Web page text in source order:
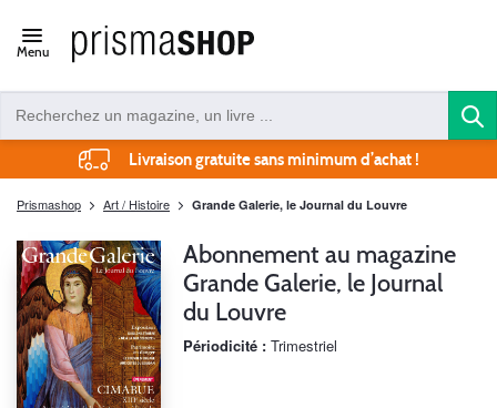
Open/close
navigation
Menu
Livraison gratuite sans minimum d’achat !
Prismashop Art / Histoire Grande Galerie, le Journal du Louvre
Abonnement au magazine
Grande Galerie, le Journal
du Louvre
Périodicité : Trimestriel